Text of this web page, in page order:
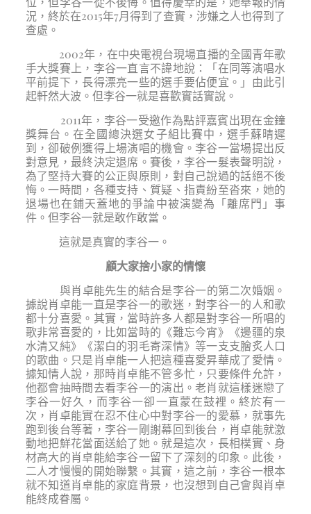
況，終於在2015年7月得到了查實，涉嫌之人也得到了
查處。
2002年，在中央電視台現場直播的全國青年歌
手大獎賽上，李谷一直言不諱地說：「在同等演唱水
平前提下，長得漂亮一些的選手要佔便宜。」由此引
起軒然大波。但李谷一就是喜歡實話實說。
2011年，李谷一受邀作為點評嘉賓出現在金鐘
獎舞台。在全國總決選女子組比賽中，選手蘇晴遲
到，卻破例獲得上場演唱的機會。李谷一當場提出反
對意見，最終決定退席。賽後，李谷一髮表聲明說，
為了堅持大賽的公正與原則，對自己說過的話絕不後
悔。一時間，各種支持、質疑、指責紛至沓來，她的
退場也在鋪天蓋地的爭論中被演變為「離席門」事
件。但李谷一就是敢作敢當。
這就是真實的李谷一。
顧大家捨小家的情懷
與肖卓能先生的結合是李谷一的第二次婚姻。
據說肖卓能一直是李谷一的歌迷，對李谷一的人和歌
都十分喜愛。其實，當時許多人都是對李谷一所唱的
歌非常喜愛的，比如當時的《難忘今宵》《邊疆的泉
水清又純》《潔白的羽毛寄深情》等一支支膾炙人口
的歌曲。只是肖卓能一人把這種喜愛昇華成了愛情。
據知情人說，那時肖卓能不管多忙，只要條件允許，
他都會抽時間去看李谷一的演出。老肖就這樣迷戀了
李谷一好久，而李谷一卻一直蒙在鼓裡。終於有一
次，肖卓能實在忍不住心中對李谷一的愛慕，就事先
跑到後台等著，李谷一剛謝幕回到後台，肖卓能就激
動地把鮮花當面送給了她。就是這次，長相樸實、身
材高大的肖卓能給李谷一留下了深刻的印象。此後，
二人才慢慢的開始聯繫。其實，這之前，李谷一根本
就不知道肖卓能的家庭背景，也沒想到自己會與肖卓
能終成眷屬。